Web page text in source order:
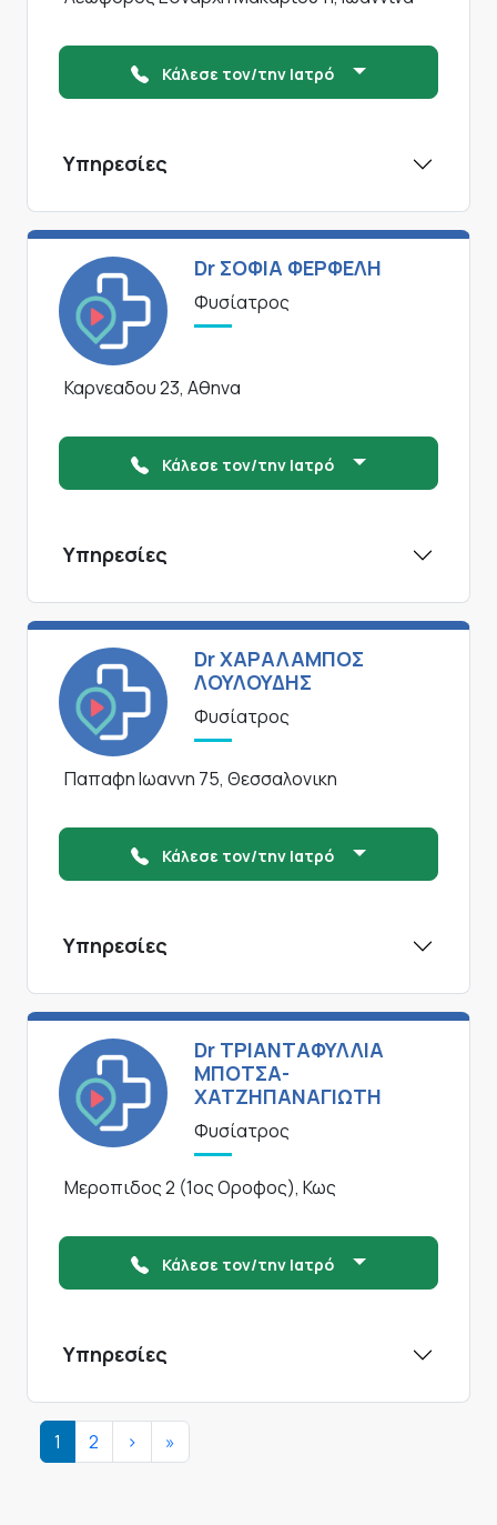
Κάλεσε τον/την Ιατρό
Υπηρεσίες
Dr ΣΟΦΙΑ ΦΕΡΦΕΛΗ
Φυσίατρος
Καρνεαδου 23, Αθηνα
Κάλεσε τον/την Ιατρό
Υπηρεσίες
Dr ΧΑΡΑΛΑΜΠΟΣ
ΛΟΥΛΟΥΔΗΣ
Φυσίατρος
Παπαφη Ιωαννη 75, Θεσσαλονικη
Κάλεσε τον/την Ιατρό
Υπηρεσίες
Dr ΤΡΙΑΝΤΑΦΥΛΛΙΑ
ΜΠΟΤΣΑ-
ΧΑΤΖΗΠΑΝΑΓΙΩΤΗ
Φυσίατρος
Μεροπιδος 2 (1ος Οροφος), Κως
Κάλεσε τον/την Ιατρό
Υπηρεσίες
Σελιδοποίηση
1 2 > Next page
»